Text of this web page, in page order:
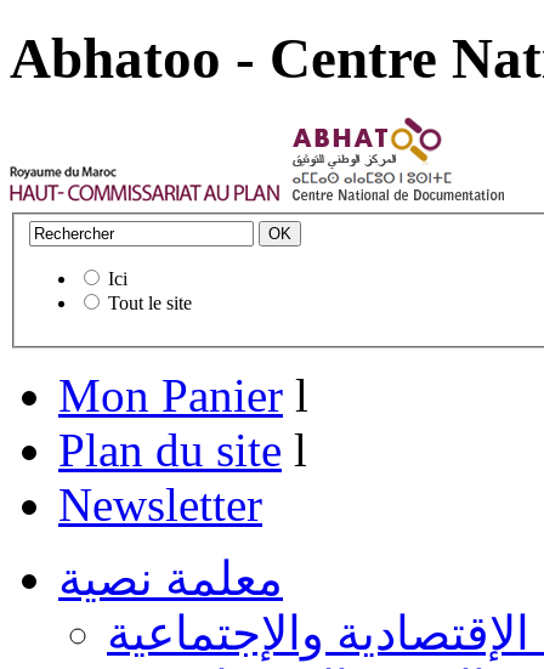
Abhatoo - Centre
Ici
Tout le site
Mon Panier l
Plan du site l
Newsletter
معلمة نصية
الإقتصادية والإجتماعية